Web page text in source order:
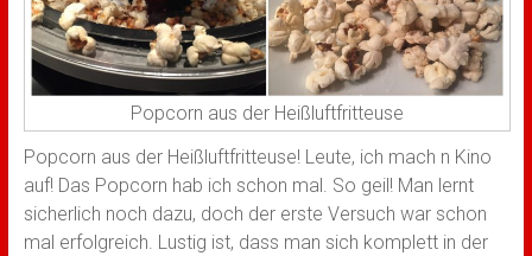
Popcorn aus der Heißluftfritteuse
Popcorn aus der Heißluftfritteuse! Leute, ich mach n Kino
auf! Das Popcorn hab ich schon mal. So geil! Man lernt
sicherlich noch dazu, doch der erste Versuch war schon
mal erfolgreich. Lustig ist, dass man sich komplett in der